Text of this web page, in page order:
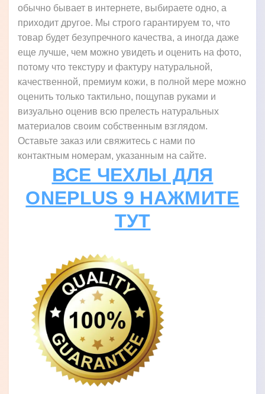
обычно бывает в интернете, выбираете одно, а
приходит другое. Мы строго гарантируем то, что
товар будет безупречного качества, а иногда даже
еще лучше, чем можно увидеть и оценить на фото,
потому что текстуру и фактуру натуральной,
качественной, премиум кожи, в полной мере можно
оценить только тактильно, пощупав руками и
визуально оценив всю прелесть натуральных
материалов своим собственным взглядом.
Оставьте заказ или свяжитесь с нами по
контактным номерам, указанным на сайте.
ВСЕ ЧЕХЛЫ ДЛЯ
ONEPLUS 9 НАЖМИТЕ
ТУТ